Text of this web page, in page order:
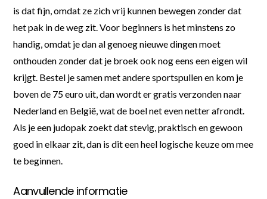
is dat fijn, omdat ze zich vrij kunnen bewegen zonder dat
het pak in de weg zit. Voor beginners is het minstens zo
handig, omdat je dan al genoeg nieuwe dingen moet
onthouden zonder dat je broek ook nog eens een eigen wil
krijgt. Bestel je samen met andere sportspullen en kom je
boven de 75 euro uit, dan wordt er gratis verzonden naar
Nederland en België, wat de boel net even netter afrondt.
Als je een judopak zoekt dat stevig, praktisch en gewoon
goed in elkaar zit, dan is dit een heel logische keuze om mee
te beginnen.
Aanvullende informatie